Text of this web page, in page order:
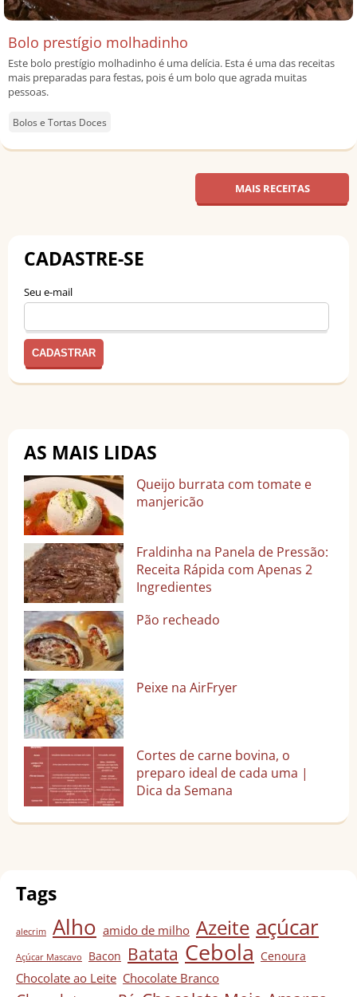
Bolo prestígio molhadinho
Este bolo prestígio molhadinho é uma delícia. Esta é uma das receitas
mais preparadas para festas, pois é um bolo que agrada muitas
pessoas.
Bolos e Tortas Doces
MAIS RECEITAS
CADASTRE-SE
Seu e-mail
AS MAIS LIDAS
Queijo burrata com tomate e
manjericão
Fraldinha na Panela de Pressão:
Receita Rápida com Apenas 2
Ingredientes
Pão recheado
Peixe na AirFryer
Cortes de carne bovina, o
preparo ideal de cada uma |
Dica da Semana
Tags
alecrim Alho amido de milho Azeite açúcar
Açúcar Mascavo Bacon Batata Cebola Cenoura
Chocolate ao Leite Chocolate Branco